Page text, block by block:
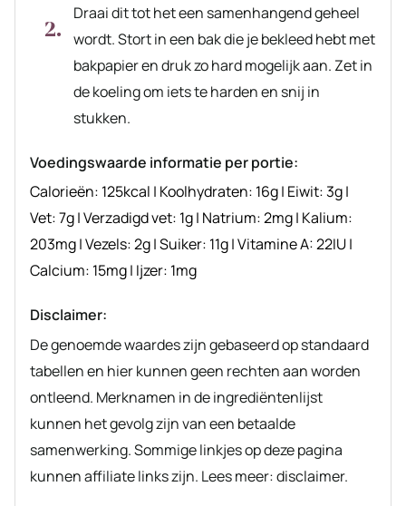
Draai dit tot het een samenhangend geheel
wordt. Stort in een bak die je bekleed hebt met
bakpapier en druk zo hard mogelijk aan. Zet in
de koeling om iets te harden en snij in
stukken.
Voedingswaarde informatie per portie:
Calorieën: 125kcal | Koolhydraten: 16g| Eiwit:3g|
Vet:7g|Verzadigd vet: 1g| Natrium:2mg| Kalium:
203mg|Vezels:2g|Suiker: 11g|Vitamine A:22IU|
Calcium: 15mg| Ijzer: 1mg
Disclaimer:
De genoemde waardes zijn gebaseerd op standaard
tabellen en hier kunnen geen rechten aan worden
ontleend. Merknamen in de ingrediëntenlijst
kunnen het gevolg zijn van een betaalde
samenwerking. Sommige linkjes op deze pagina
kunnen affiliate links zijn. Lees meer: disclaimer.